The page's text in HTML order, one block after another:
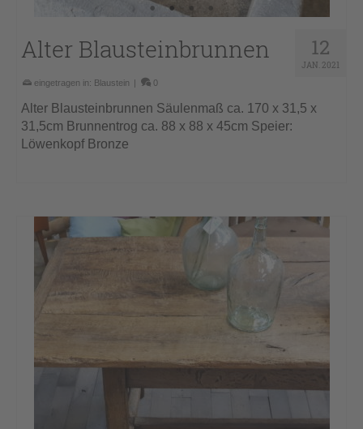
12
JAN. 2021
Alter Blausteinbrunnen
eingetragen in: Blaustein | 0
Alter Blausteinbrunnen Säulenmaß ca. 170 x 31,5 x
31,5cm Brunnentrog ca. 88 x 88 x 45cm Speier:
Löwenkopf Bronze